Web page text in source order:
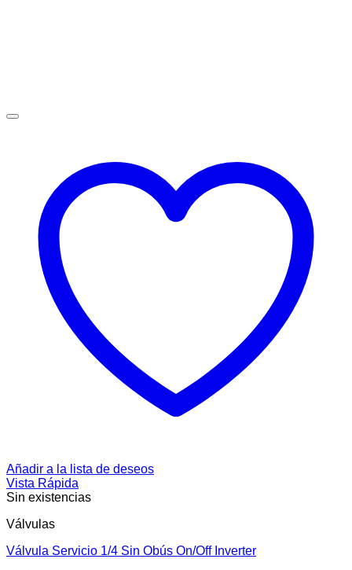
Añadir a la lista de deseos
Vista Rápida
Sin existencias
Válvulas
Válvula Servicio 1/4 Sin Obús On/Off Inverter